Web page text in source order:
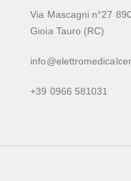
Via Mascagni n°27
Gioia Tauro (RC)
+39 0966 581031